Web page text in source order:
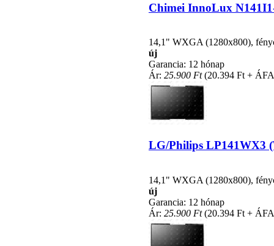
Chimei InnoLux
14,1" WXGA (1280x800),
új
Garancia: 12 hónap
Ár: 25.900 Ft(20.394 Ft +
LG/Philips LP141WX3
14,1" WXGA (1280x800),
új
Garancia: 12 hónap
Ár: 25.900 Ft(20.394 Ft +